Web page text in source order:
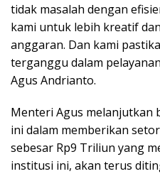
tidak masalah dengan
kami untuk lebih kreatif
anggaran. Dan kami
terganggu dalam
Agus Andrianto.
Menteri Agus melanjutkan
ini dalam memberikan
sebesar Rp9 Triliun yang
institusi ini, akan terus